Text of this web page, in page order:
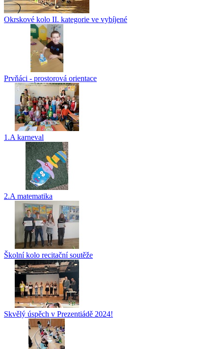
Okrskové kolo II. kategorie ve vybíjené
Prvňáci - prostorová orientace
1.A karneval
2.A matematika
Školní kolo recitační soutěže
Skvělý úspěch v Prezentiádě 2024!